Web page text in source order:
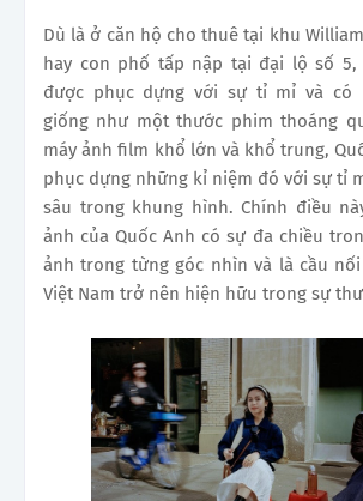
Dù là ở căn hộ cho thuê tại khu
hay con phố tấp nập tại đại lộ số 5,
được phục dựng với sự tỉ mỉ và có
giống như một thước phim thoáng
máy ảnh film khổ lớn và khổ trung,
phục dựng những kỉ niệm đó với sự tỉ
sâu trong khung hình. Chính điều
ảnh của Quốc Anh có sự đa chiều
ảnh trong từng góc nhìn và là cầu
Việt Nam trở nên hiện hữu trong sự